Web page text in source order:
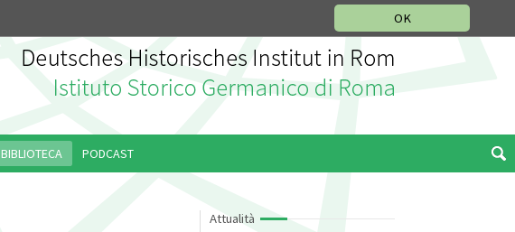
OK
Attualità
BIBLIOTECA PODCAST